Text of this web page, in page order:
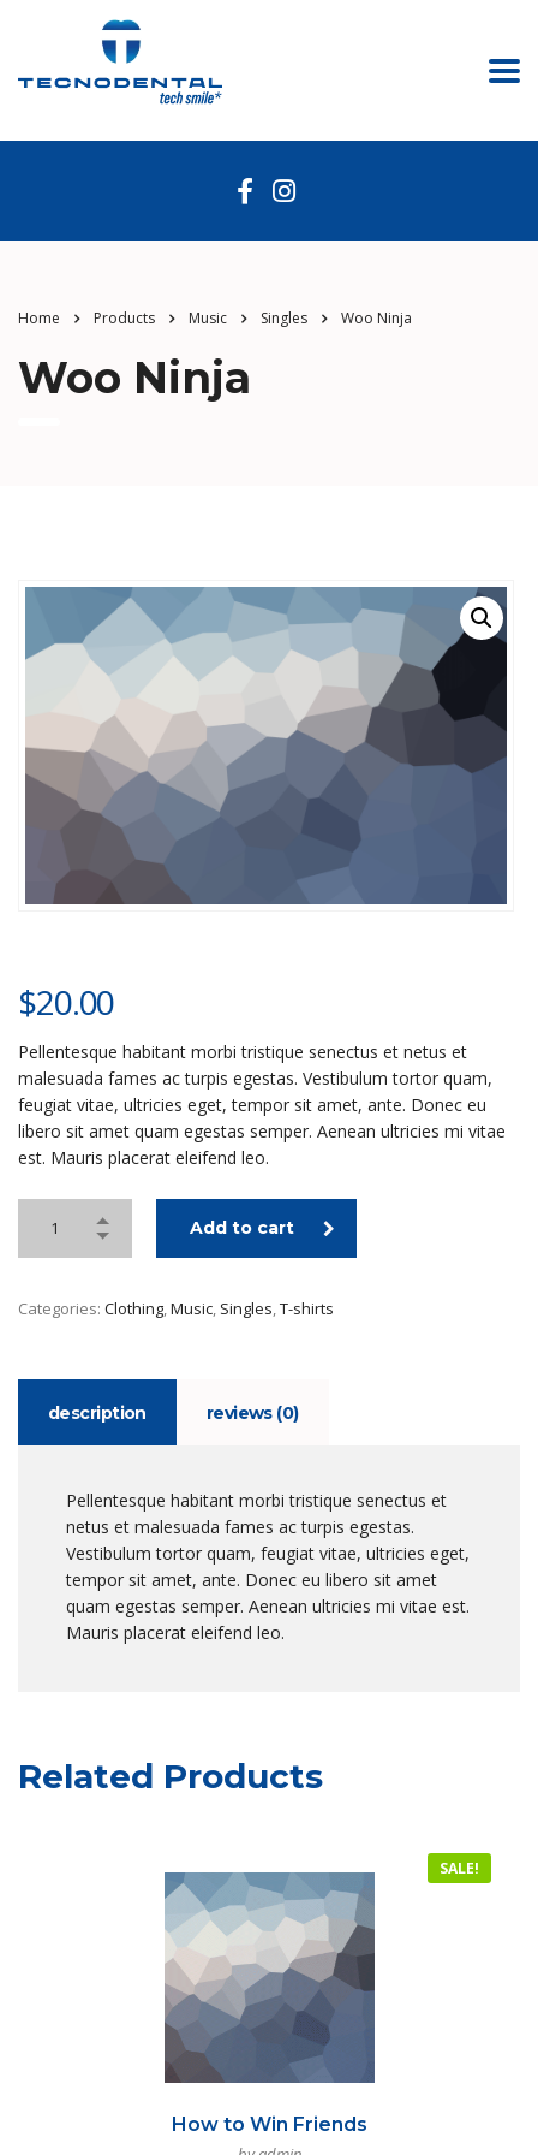
Home Products Music Singles Woo Ninja
Woo Ninja
$20.00
Pellentesque habitant morbi tristique senectus et netus et
malesuada fames ac turpis egestas. Vestibulum tortor quam,
feugiat vitae, ultricies eget, tempor sit amet, ante. Donec eu
libero sit amet quam egestas semper. Aenean ultricies mi vitae
est. Mauris placerat eleifend leo.
Add to cart
Categories: Clothing,Music, Singles,T-shirts
description reviews (0)
Pellentesque habitant morbi tristique senectus et
netus et malesuada fames ac turpis egestas.
Vestibulum tortor quam, feugiat vitae, ultricies eget,
tempor sit amet, ante. Donec eu libero sit amet
quam egestas semper. Aenean ultricies mi vitae est.
Mauris placerat eleifend leo.
Related Products
SALE!
How to Win Friends